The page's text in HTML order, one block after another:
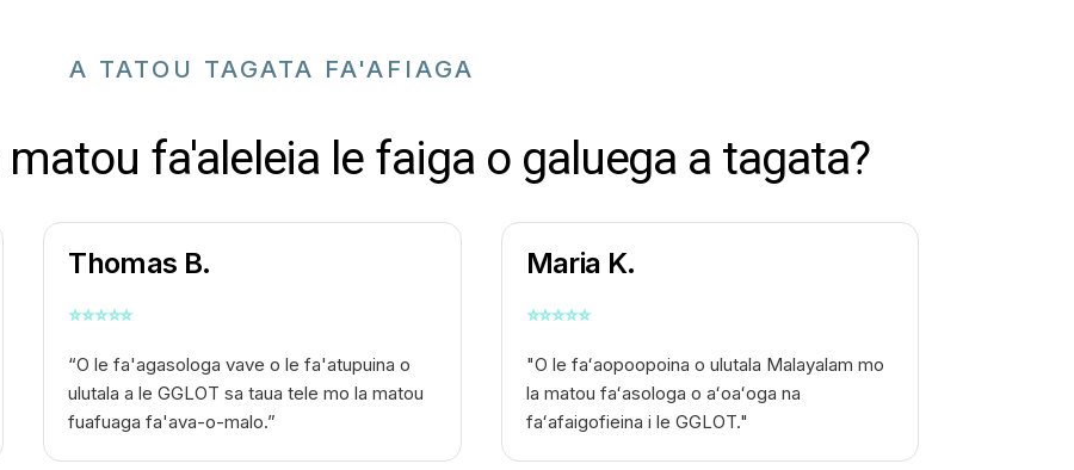
A TATOU TAGATA FA'AFIAGA
fa'aleleia le faiga o galuega a tagata?
Thomas B.
⭐⭐⭐⭐⭐
“O le fa'agasologa vave o le fa'atupuina o
ulutala a le GGLOT sa taua tele mo la matou
fuafuaga fa'ava-o-malo.”
Maria K.
⭐⭐⭐⭐⭐
"O le faʻaopoopoina o ulutala Malayalam mo
la matou faʻasologa o aʻoaʻoga na
faʻafaigofieina i le GGLOT."